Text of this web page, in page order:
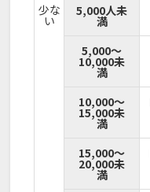
少な
い
5,000人未
満
5,000～
10,000未
満
10,000～
15,000未
満
15,000～
20,000未
満